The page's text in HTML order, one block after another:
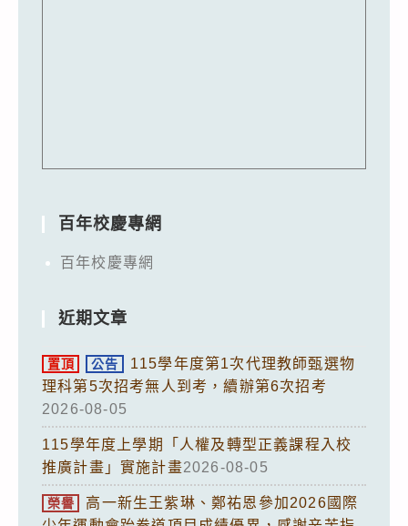
百年校慶專網
百年校慶專網
近期文章
置頂 公告
115學年度第1次代理教師甄選物
理科第5次招考無人到考，續辦第6次招考
2026-08-05
115學年度上學期「人權及轉型正義課程入校
推廣計畫」實施計畫2026-08-05
榮譽
高一新生王紫琳、鄭祐恩參加2026國際